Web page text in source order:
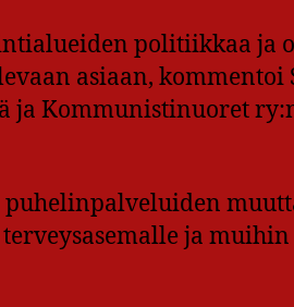
politiikkaa ja
asiaan, kommentoi
ja Kommunistinuoret
ja muihin